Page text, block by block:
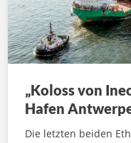
„Koloss von
Hafen
Die letzten beiden